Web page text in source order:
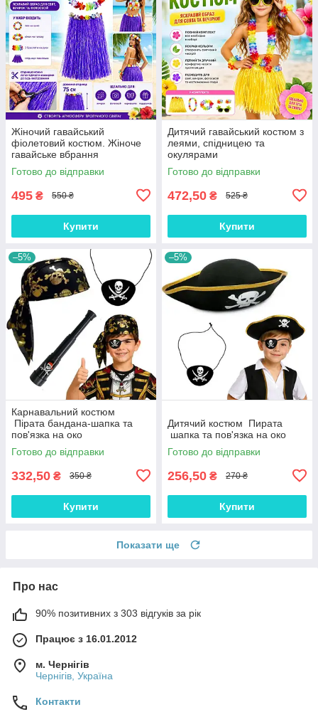
Жіночий гавайський
фіолетовий костюм. Жіноче
гавайське вбрання
Готово до відправки
495 ₴ 550 ₴
Купити
Дитячий гавайський костюм з
леями, спідницею та
окулярами
Готово до відправки
472,50 ₴ 525 ₴
Купити
–5%
Карнавальний костюм
Пірата бандана-шапка та
пов'язка на око
Готово до відправки
332,50 ₴ 350 ₴
Купити
–5%
Дитячий костюм Пирата
шапка та пов'язка на око
Готово до відправки
256,50 ₴ 270 ₴
Купити
Показати ще
Про нас
90% позитивних з 303 відгуків за рік
Працює з 16.01.2012
м. Чернігів
Чернігів, Україна
Контакти